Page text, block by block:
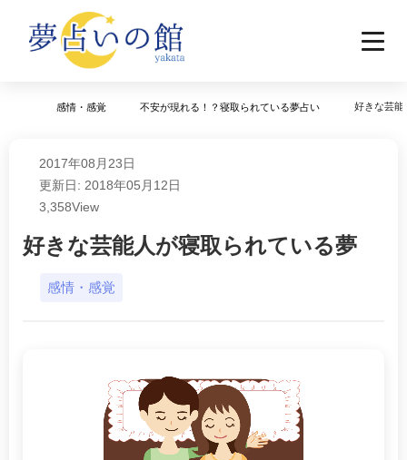
感情・感覚 不安が現れる！？寝取られている夢占い 好きな芸能
2017年08月23日
更新日: 2018年05月12日
3,358View
好きな芸能人が寝取られている夢
感情・感覚